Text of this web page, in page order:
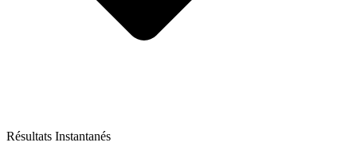
Résultats Instantanés